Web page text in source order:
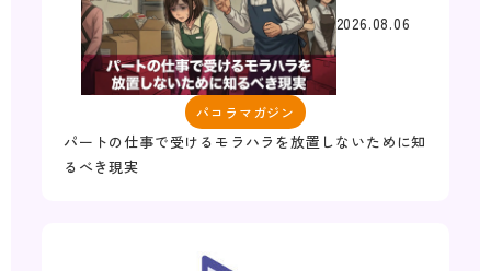
2026.08.06
パコラマガジン
パートの仕事で受けるモラハラを放置しないために知
るべき現実